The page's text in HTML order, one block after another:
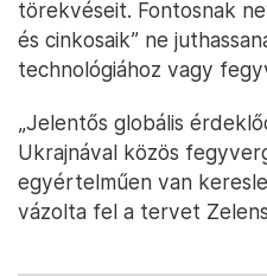
törekvéseit. Fontosnak
és cinkosaik” ne
technológiához vagy
„Jelentős globális
Ukrajnával közös
egyértelműen van
vázolta fel a tervet